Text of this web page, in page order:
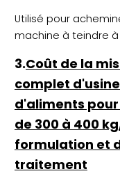
Utilisé pour
machine à teindre
3.Coût de la
complet
d'aliments
de 300 à 400
formulation et
traitement